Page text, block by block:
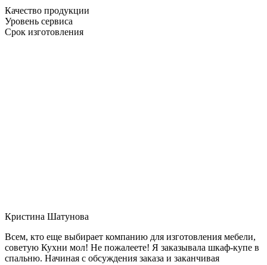
Качество продукции
Уровень сервиса
Срок изготовления
Кристина Шатунова
Всем, кто еще выбирает компанию для изготовления мебели,
советую Кухни мол! Не пожалеете! Я заказывала шкаф-купе в
спальню. Начиная с обсуждения заказа и заканчивая